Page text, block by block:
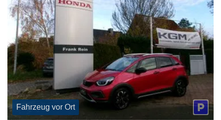
Fahrzeug vor Ort